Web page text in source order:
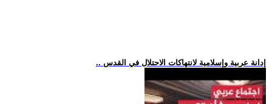
.. إدانة عربية وإسلامية لانتهاكات الاحتلال في القدس